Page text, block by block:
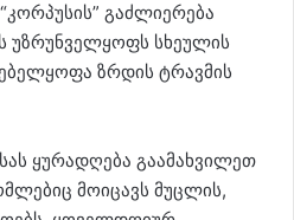
გაძლიერება
უზრუნველყოფს სხეულის
ზრდის ტრავმის
ყურადღება გაამახვილეთ
მოიცავს მუცლის,